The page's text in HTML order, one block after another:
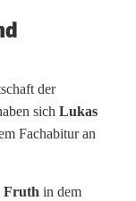
der
sich Lukas
Fachabitur an
Fruth in dem